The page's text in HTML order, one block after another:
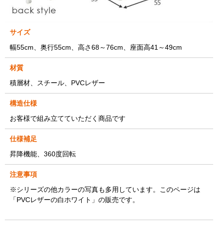
サイズ
幅55cm、奥行55cm、高さ68～76cm、座面高41～49cm
材質
積層材、スチール、PVCレザー
構造仕様
お客様で組み立てていただく商品です
仕様補足
昇降機能、360度回転
注意事項
※シリーズの他カラーの写真も多用しています。このページは
「PVCレザーの白ホワイト」の販売です。